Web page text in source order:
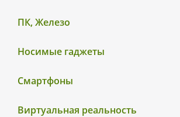
ПК, Железо
Носимые гаджеты
Смартфоны
Виртуальная реальность